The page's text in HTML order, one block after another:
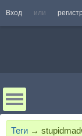
Вход или
Теги →